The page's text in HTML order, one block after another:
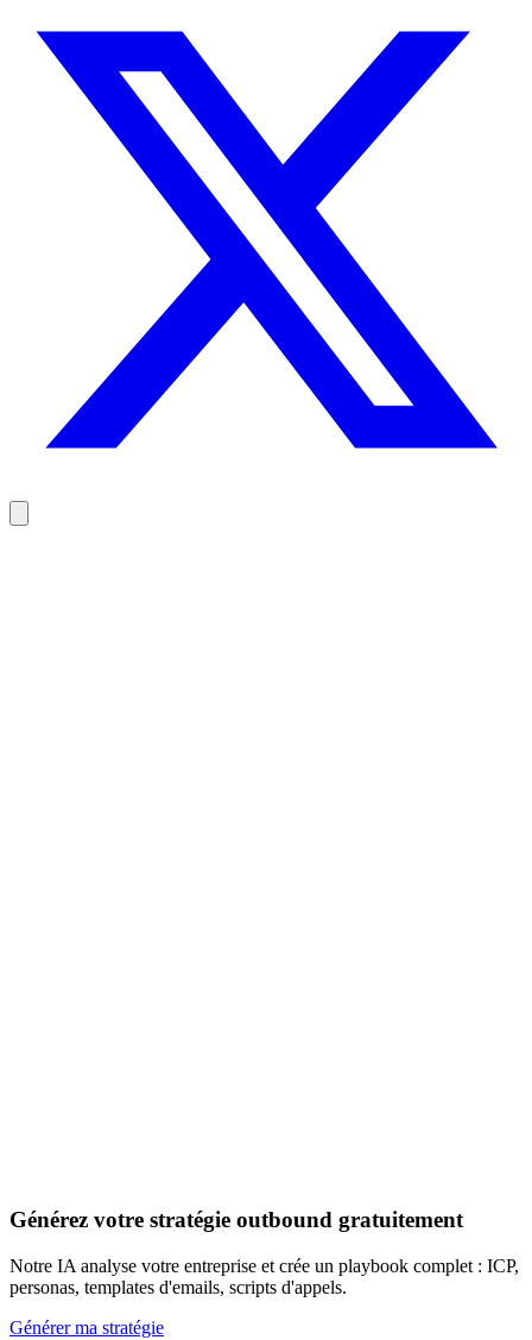
Découvrir les 20+ signaux
Générez votre stratégie outbound gratuitement
Notre IA analyse votre entreprise et crée un playbook complet : ICP,
personas, templates d'emails, scripts d'appels.
Générer ma stratégie